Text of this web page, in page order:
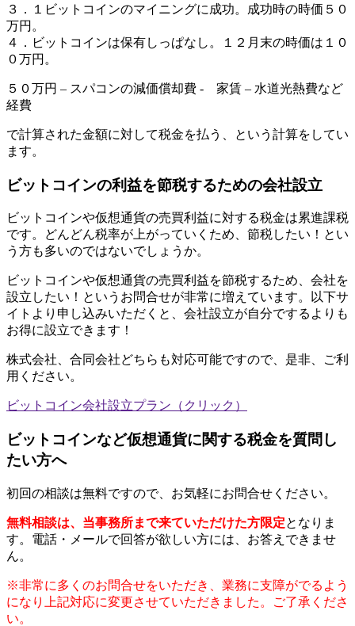
３．１ビットコインのマイニングに成功。成功時の時価５０
万円。
４．ビットコインは保有しっぱなし。１２月末の時価は１０
０万円。
５０万円 – スパコンの減価償却費 - 家賃 – 水道光熱費など
経費
で計算された金額に対して税金を払う、という計算をしてい
ます。
ビットコインの利益を節税するための会社設立
ビットコインや仮想通貨の売買利益に対する税金は累進課税
です。どんどん税率が上がっていくため、節税したい！とい
う方も多いのではないでしょうか。
ビットコインや仮想通貨の売買利益を節税するため、会社を
設立したい！というお問合せが非常に増えています。以下サ
イトより申し込みいただくと、会社設立が自分でするよりも
お得に設立できます！
株式会社、合同会社どちらも対応可能ですので、是非、ご利
用ください。
ビットコイン会社設立プラン（クリック）
ビットコインなど仮想通貨に関する税金を質問し
たい方へ
初回の相談は無料ですので、お気軽にお問合せください。
無料相談は、当事務所まで来ていただけた方限定となりま
す。電話・メールで回答が欲しい方には、お答えできませ
ん。
※非常に多くのお問合せをいただき、業務に支障がでるよう
になり上記対応に変更させていただきました。ご了承くださ
い。